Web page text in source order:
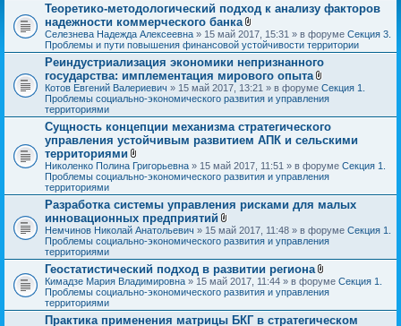
Теоретико-методологический подход к анализу факторов
надежности коммерческого банка
В
л
о
ж
е
н
и
Селезнева Надежда Алексеевна » 15 май 2017, 15:31 » в форуме Секция 3.
Проблемы и пути повышения финансовой устойчивости территории
Реиндустриализация экономики непризнанного
государства: имплементация мирового опыта
В
л
ж
е
н
Котов Евгений Валериевич » 15 май 2017, 13:21 » в форуме Секция 1.
Проблемы социально-экономического развития и управления
территориями
Сущность концепции механизма стратегического
управления устойчивым развитием АПК и сельскими
территориями
В
л
ж
е
н
и
я
Николенко Полина Григорьевна » 15 май 2017, 11:51 » в форуме Секция 1.
Проблемы социально-экономического развития и управления
территориями
Разработка системы управления рисками для малых
инновационных предприятий
В
л
ж
е
н
и
Немчинов Николай Анатольевич » 15 май 2017, 11:48 » в форуме Секция 1.
Проблемы социально-экономического развития и управления
территориями
Геостатистический подход в развитии региона
В
л
ж
е
Кимадзе Мария Владимировна » 15 май 2017, 11:44 » в форуме Секция 1.
Проблемы социально-экономического развития и управления
территориями
Практика применения матрицы БКГ в стратегическом